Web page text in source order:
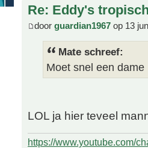
Re: Eddy's
door guardian1967 op 13
Mate schreef:
Moet snel een
LOL ja hier teveel
https://www.youtube.com/